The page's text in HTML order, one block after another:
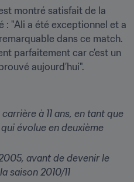
montré satisfait de la
: "Ali a été exceptionnel et a
dans ce match.
parfaitement car c’est un
aujourd’hui".
à 11 ans, en tant que
évolue en deuxième
avant de devenir le
saison 2010/11